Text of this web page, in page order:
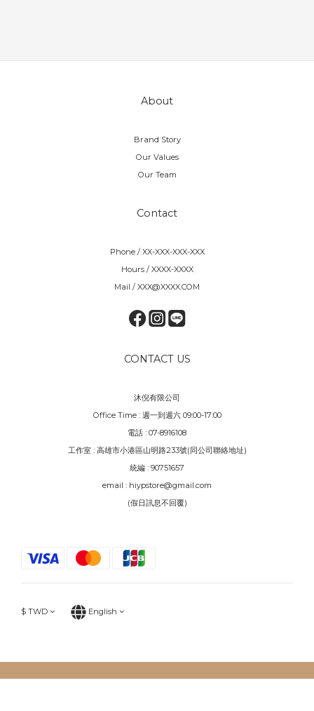
About
Brand Story
Our Values
Our Team
Contact
Phone / XX-XXX-XXX-XXX
Hours / XXXX-XXXX
Mail / XXX@XXXX.COM
CONTACT US
沐倪有限公司
Office Time : 週一到週六 09:00-17:00
電話 : 07-8916108
工作室 : 高雄市小港區山明路233號(同公司聯絡地址)
統編 : 90751657
email : hiypstore@gmail.com
(假日訊息不回覆)
$ TWD English